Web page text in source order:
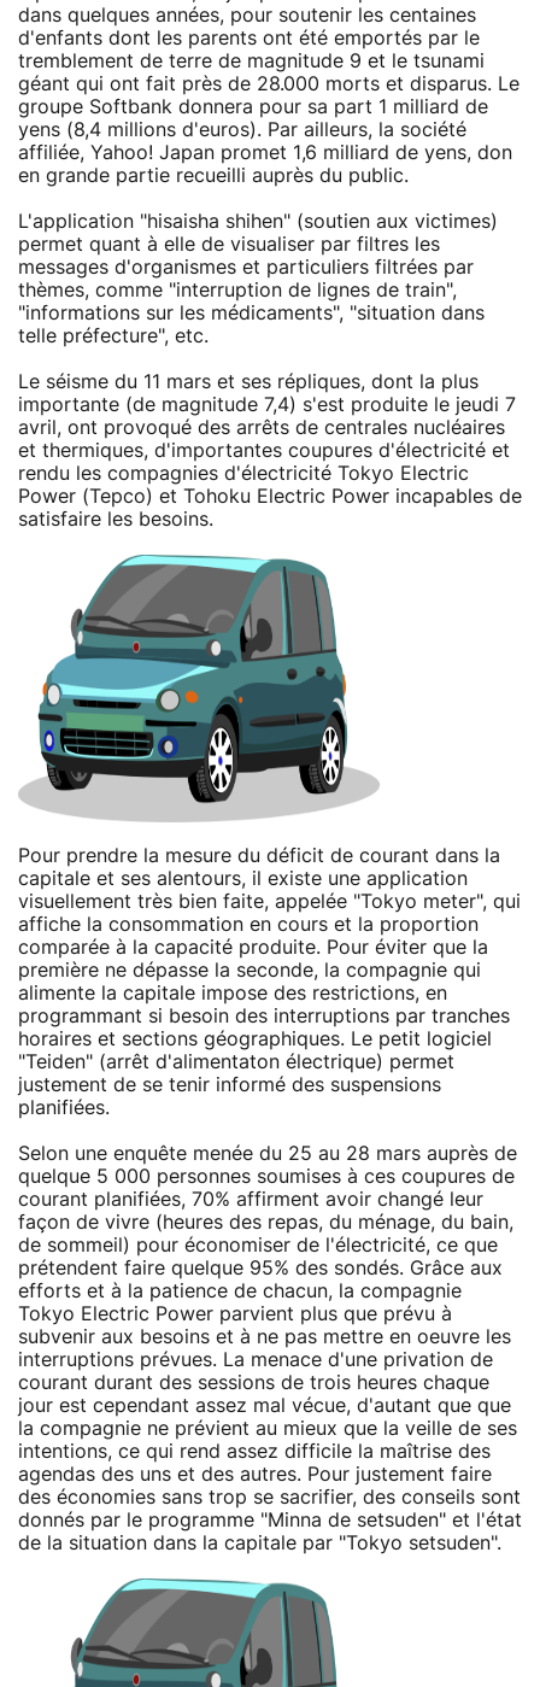
dans quelques années, pour soutenir les centaines
d'enfants dont les parents ont été emportés par le
tremblement de terre de magnitude 9 et le tsunami
géant qui ont fait près de 28.000 morts et disparus. Le
groupe Softbank donnera pour sa part 1 milliard de
yens (8,4 millions d'euros). Par ailleurs, la société
affiliée, Yahoo! Japan promet 1,6 milliard de yens, don
en grande partie recueilli auprès du public.
L'application "hisaisha shihen" (soutien aux victimes)
permet quant à elle de visualiser par filtres les
messages d'organismes et particuliers filtrées par
thèmes, comme "interruption de lignes de train",
"informations sur les médicaments", "situation dans
telle préfecture", etc.
Le séisme du 11 mars et ses répliques, dont la plus
importante (de magnitude 7,4) s'est produite le jeudi 7
avril, ont provoqué des arrêts de centrales nucléaires
et thermiques, d'importantes coupures d'électricité et
rendu les compagnies d'électricité Tokyo Electric
Power (Tepco) et Tohoku Electric Power incapables de
satisfaire les besoins.
Pour prendre la mesure du déficit de courant dans la
capitale et ses alentours, il existe une application
visuellement très bien faite, appelée "Tokyo meter", qui
affiche la consommation en cours et la proportion
comparée à la capacité produite. Pour éviter que la
première ne dépasse la seconde, la compagnie qui
alimente la capitale impose des restrictions, en
programmant si besoin des interruptions par tranches
horaires et sections géographiques. Le petit logiciel
"Teiden" (arrêt d'alimentaton électrique) permet
justement de se tenir informé des suspensions
planifiées.
Selon une enquête menée du 25 au 28 mars auprès de
quelque 5 000 personnes soumises à ces coupures de
courant planifiées, 70% affirment avoir changé leur
façon de vivre (heures des repas, du ménage, du bain,
de sommeil) pour économiser de l'électricité, ce que
prétendent faire quelque 95% des sondés. Grâce aux
efforts et à la patience de chacun, la compagnie
Tokyo Electric Power parvient plus que prévu à
subvenir aux besoins et à ne pas mettre en oeuvre les
interruptions prévues. La menace d'une privation de
courant durant des sessions de trois heures chaque
jour est cependant assez mal vécue, d'autant que que
la compagnie ne prévient au mieux que la veille de ses
intentions, ce qui rend assez difficile la maîtrise des
agendas des uns et des autres. Pour justement faire
des économies sans trop se sacrifier, des conseils sont
donnés par le programme "Minna de setsuden" et l'état
de la situation dans la capitale par "Tokyo setsuden".